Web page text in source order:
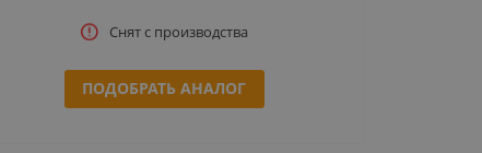
Снят с производства
ПОДОБРАТЬ АНАЛОГ